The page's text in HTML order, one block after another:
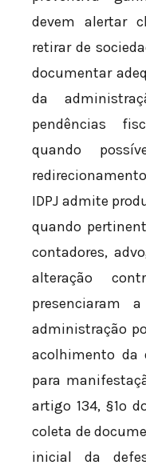
devem alertar
retirar de
documentar
da
pendências
quando
IDPJ admite
quando
contadores,
alteração
presenciaram
administração
acolhimento da
para
artigo 134, §1º
coleta de
inicial da